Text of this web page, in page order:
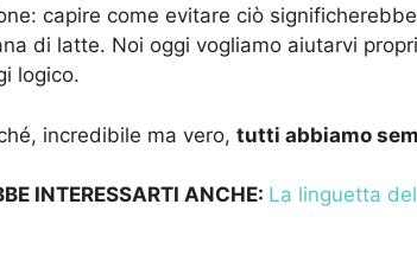
capire come evitare ciò
di latte. Noi oggi vogliamo aiutarvi
logico.
incredibile ma vero, tutti abbiamo
INTERESSARTI ANCHE: La linguetta